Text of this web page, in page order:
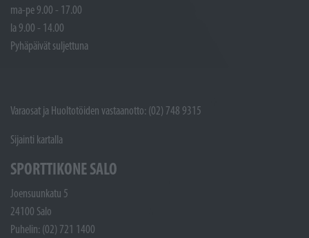
ma-pe 9.00 - 17.00
la 9.00 - 14.00
Pyhäpäivät suljettuna
Varaosat ja Huoltotöiden vastaanotto: (02) 748 9315
Sijainti kartalla
SPORTTIKONE SALO
Joensuunkatu 5
24100 Salo
Puhelin: (02) 721 1400